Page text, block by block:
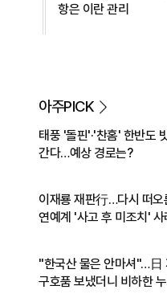
항은 이란 관리
아주PICK
태풍 '돌핀'·'찬홈' 한반도
간다…예상 경로는?
이재룡 재판行…다시 떠오
연예계 '사고 후 미조치' 사
"한국산 물은 안마셔"…日
구호품 보냈더니 비하한 누